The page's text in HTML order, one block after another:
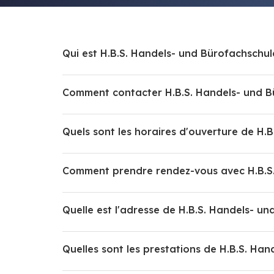
Qui est H.B.S. Handels- und
Comment contacter H.B.S. Handels- und
Quels sont les horaires d'ouverture de
Comment prendre rendez-vous avec
Quelle est l'adresse de H.B.S. Handels-
Quelles sont les prestations de H.B.S.